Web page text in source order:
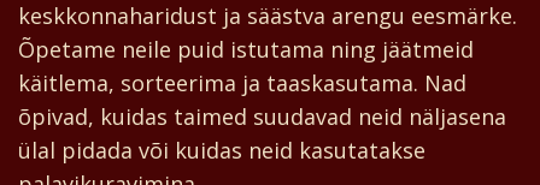
keskkonnaharidust ja säästva arengu eesmärke.
Õpetame neile puid istutama ning jäätmeid
käitlema, sorteerima ja taaskasutama. Nad
õpivad, kuidas taimed suudavad neid näljasena
ülal pidada või kuidas neid kasutatakse